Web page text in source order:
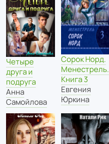
Четыре
друга и
подруга
Анна
Самойлова
Сорок Норд.
Менестрель.
Книга 3
Евгения
Юркина